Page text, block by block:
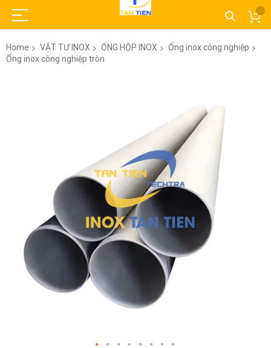
Home VẬT TƯ INOX ỐNG HỘP INOX
Ống inox công nghiệp
Ống inox công nghiệp tròn